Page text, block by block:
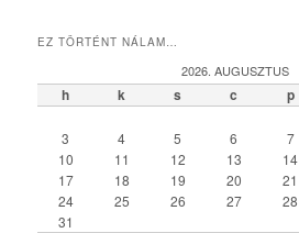
e
r
EZ TÖRTÉNT NÁLAM…
2026. AUGUSZTUS
h k s c p
3
4 5 6 7
10
11 12 13 14
17
18 19 20 21
24
25 26 27 28
31